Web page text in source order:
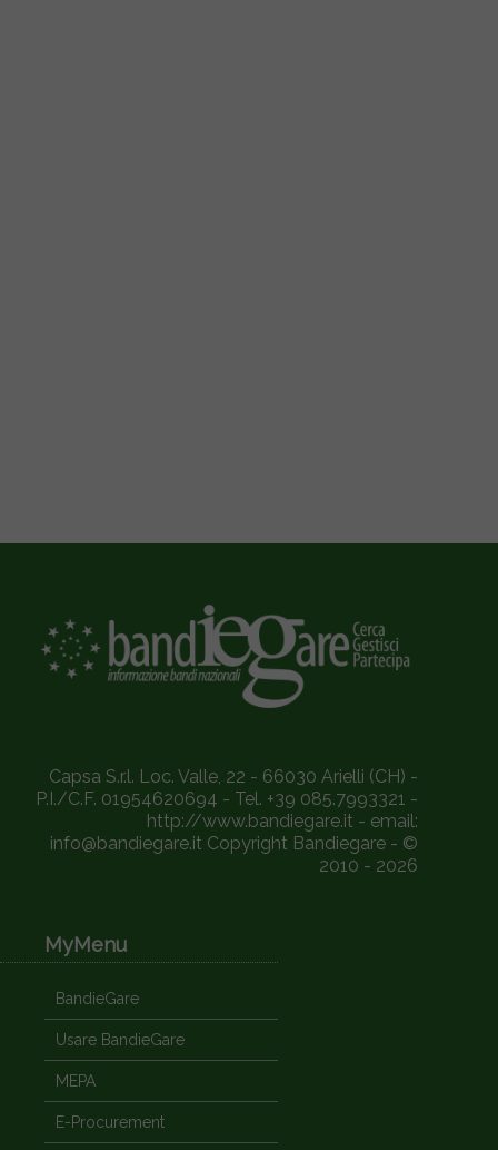
Capsa S.r.l. Loc. Valle, 22 - 66030 Arielli (CH) -
P.I./C.F. 01954620694 - Tel. +39 085.7993321 -
http://www.bandiegare.it - email:
info@bandiegare.it Copyright Bandiegare - ©
2010 - 2026
MyMenu
BandieGare
Usare BandieGare
MEPA
E-Procurement